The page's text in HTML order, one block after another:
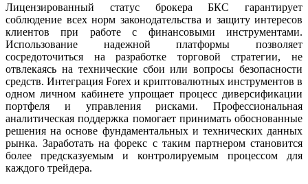
Лицензированный статус брокера БКС гарантирует
соблюдение всех норм законодательства и защиту интересов
клиентов при работе с финансовыми инструментами.
Использование надежной платформы позволяет
сосредоточиться на разработке торговой стратегии, не
отвлекаясь на технические сбои или вопросы безопасности
средств. Интеграция Forex и криптовалютных инструментов в
одном личном кабинете упрощает процесс диверсификации
портфеля и управления рисками. Профессиональная
аналитическая поддержка помогает принимать обоснованные
решения на основе фундаментальных и технических данных
рынка. Заработать на форекс с таким партнером становится
более предсказуемым и контролируемым процессом для
каждого трейдера.